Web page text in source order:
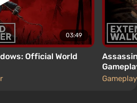
03:49
Official World
Gameplay